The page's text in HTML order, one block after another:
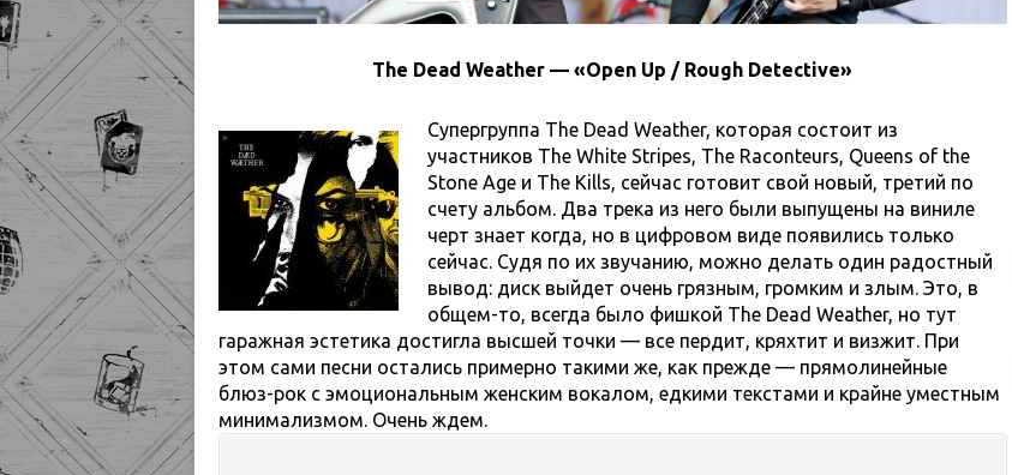
The Dead Weather — «Open Up / Rough Detective»
Супергруппа The Dead Weather, которая состоит из
участников The White Stripes, The Raconteurs, Queens of the
Stone Age и The Kills, сейчас готовит свой новый, третий по
счету альбом. Два трека из него были выпущены на виниле
черт знает когда, но в цифровом виде появились только
сейчас. Судя по их звучанию, можно делать один радостный
вывод: диск выйдет очень грязным, громким и злым. Это, в
общем-то, всегда было фишкой The Dead Weather, но тут
гаражная эстетика достигла высшей точки — все пердит, кряхтит и визжит. При
этом сами песни остались примерно такими же, как прежде — прямолинейные
блюз-рок с эмоциональным женским вокалом, едкими текстами и крайне уместным
минимализмом. Очень ждем.